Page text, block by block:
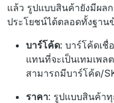
แล้ว รูปแบบสินค้ายังมีผล
ประโยชน์ได้ตลอดทั้งฐาน
บาร์โค้ด: บาร์โค้ดเ
แทนที่จะเป็นเทมเพ
สามารถมีบาร์โค้ด/
ราคา: รูปแบบสินค้า